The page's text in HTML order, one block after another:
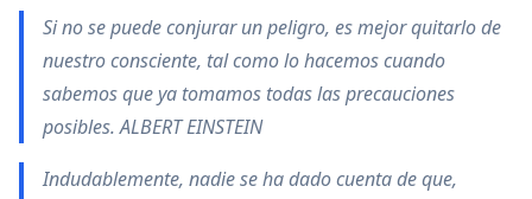
Si no se puede conjurar un peligro, es mejor quitarlo de
nuestro consciente, tal como lo hacemos cuando
sabemos que ya tomamos todas las precauciones
posibles. ALBERT EINSTEIN
Indudablemente, nadie se ha dado cuenta de que,